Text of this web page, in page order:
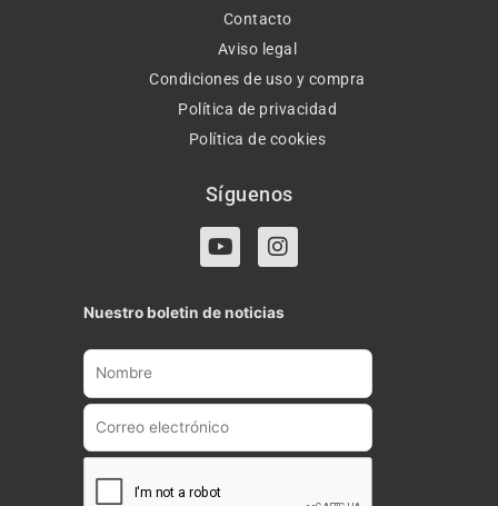
Contacto
Aviso legal
Condiciones de uso y compra
Política de privacidad
Política de cookies
Síguenos
Y
o
t
u
b
I
n
t
a
g
a
Nuestro boletin de noticias